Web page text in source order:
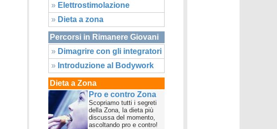
» Elettrostimolazione
» Dieta a zona
Percorsi in Rimanere Giovani
» Dimagrire con gli integratori
» Introduzione al Bodywork
Dieta a Zona
Pro e contro Zona
Scopriamo tutti i segreti
della Zona, la dieta più
discussa del momento,
ascoltando pro e contro!